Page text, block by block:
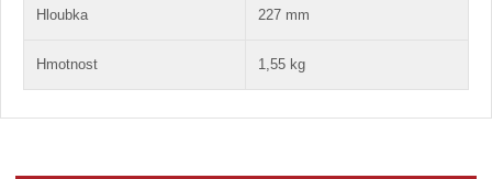
Hloubka 227 mm
Hmotnost 1,55 kg